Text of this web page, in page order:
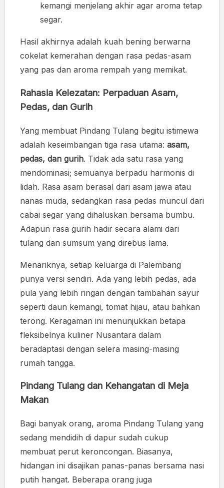
kemangi menjelang akhir agar aroma tetap
segar.
Hasil akhirnya adalah kuah bening berwarna
cokelat kemerahan dengan rasa pedas-asam
yang pas dan aroma rempah yang memikat.
Rahasia Kelezatan: Perpaduan Asam,
Pedas, dan Gurih
Yang membuat Pindang Tulang begitu istimewa
adalah keseimbangan tiga rasa utama: asam,
pedas, dan gurih. Tidak ada satu rasa yang
mendominasi; semuanya berpadu harmonis di
lidah. Rasa asam berasal dari asam jawa atau
nanas muda, sedangkan rasa pedas muncul dari
cabai segar yang dihaluskan bersama bumbu.
Adapun rasa gurih hadir secara alami dari
tulang dan sumsum yang direbus lama.
Menariknya, setiap keluarga di Palembang
punya versi sendiri. Ada yang lebih pedas, ada
pula yang lebih ringan dengan tambahan sayur
seperti daun kemangi, tomat hijau, atau bahkan
terong. Keragaman ini menunjukkan betapa
fleksibelnya kuliner Nusantara dalam
beradaptasi dengan selera masing-masing
rumah tangga.
Pindang Tulang dan Kehangatan di Meja
Makan
Bagi banyak orang, aroma Pindang Tulang yang
sedang mendidih di dapur sudah cukup
membuat perut keroncongan. Biasanya,
hidangan ini disajikan panas-panas bersama nasi
putih hangat. Beberapa orang juga